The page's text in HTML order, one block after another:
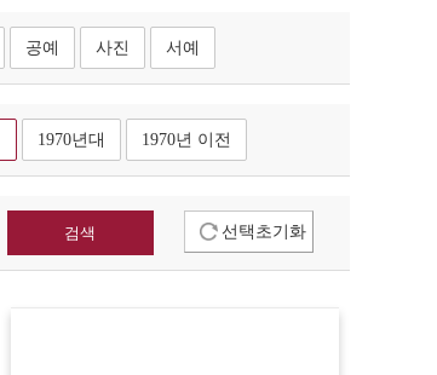
공예 사진 서예
1970년대 1970년 이전
선택초기화